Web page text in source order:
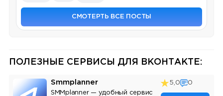
СМОТЕРТЬ ВСЕ ПОСТЫ
ПОЛЕЗНЫЕ СЕРВИСЫ ДЛЯ ВКОНТАКТЕ:
Smmplanner
SMMplanner — удобный сервис
5,0 0